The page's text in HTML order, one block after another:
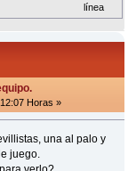
línea
Horas »
una al palo y
juego.